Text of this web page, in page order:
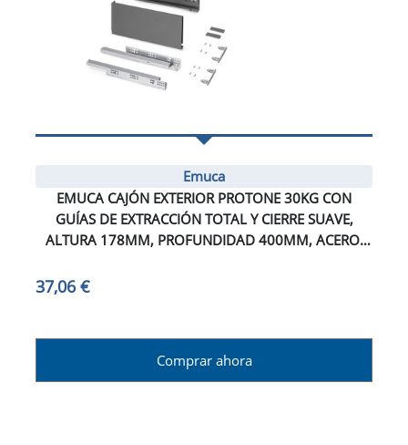
Emuca
EMUCA CAJÓN EXTERIOR PROTONE 30KG CON
GUÍAS DE EXTRACCIÓN TOTAL Y CIERRE SUAVE,
ALTURA 178MM, PROFUNDIDAD 400MM, ACERO,
37,06 €
Comprar ahora